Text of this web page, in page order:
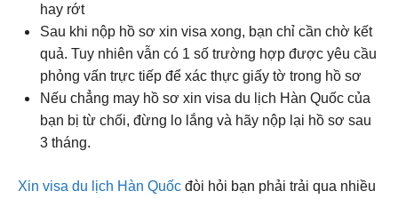
hay rớt
Sau khi nộp hồ sơ xin visa xong, bạn chỉ cần chờ kết
quả. Tuy nhiên vẫn có 1 số trường hợp được yêu cầu
phỏng vấn trực tiếp để xác thực giấy tờ trong hồ sơ
Nếu chẳng may hồ sơ xin visa du lịch Hàn Quốc của
bạn bị từ chối, đừng lo lắng và hãy nộp lại hồ sơ sau
3 tháng.
Xin visa du lịch Hàn Quốc đòi hỏi bạn phải trải qua nhiều